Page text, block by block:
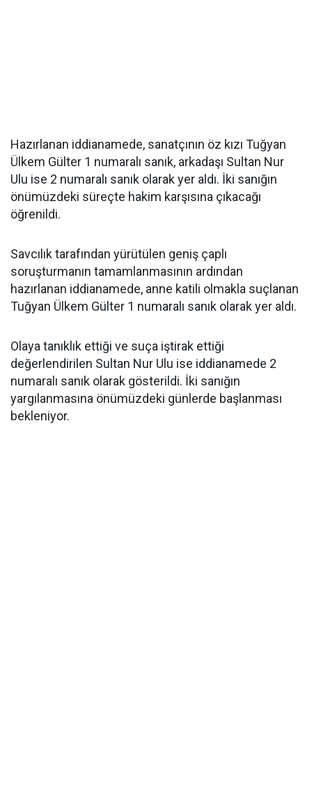
Hazırlanan iddianamede, sanatçının öz kızı Tuğyan
Ülkem Gülter 1 numaralı sanık, arkadaşı Sultan Nur
Ulu ise 2 numaralı sanık olarak yer aldı. İki sanığın
önümüzdeki süreçte hakim karşısına çıkacağı
öğrenildi.
Savcılık tarafından yürütülen geniş çaplı
soruşturmanın tamamlanmasının ardından
hazırlanan iddianamede, anne katili olmakla suçlanan
Tuğyan Ülkem Gülter 1 numaralı sanık olarak yer aldı.
Olaya tanıklık ettiği ve suça iştirak ettiği
değerlendirilen Sultan Nur Ulu ise iddianamede 2
numaralı sanık olarak gösterildi. İki sanığın
yargılanmasına önümüzdeki günlerde başlanması
bekleniyor.